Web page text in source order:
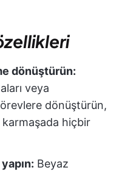
dönüştürün:
veya
dönüştürün,
karmaşada hiçbir
Beyaz